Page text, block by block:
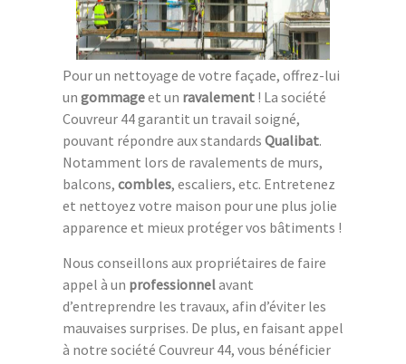
Pour un nettoyage de votre façade, offrez-lui
un gommageet un ravalement ! La société
Couvreur 44 garantit un travail soigné,
pouvant répondre aux standards Qualibat.
Notamment lors de ravalements de murs,
balcons, combles, escaliers, etc. Entretenez
et nettoyez votre maison pour une plus jolie
apparence et mieux protéger vos bâtiments !
Nous conseillons aux propriétaires de faire
appel à un professionnelavant
d’entreprendre les travaux, afin d’éviter les
mauvaises surprises. De plus, en faisant appel
à notre société Couvreur 44, vous bénéficier